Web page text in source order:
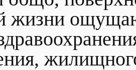
жизни